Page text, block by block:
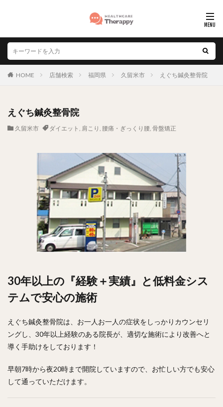
HOME 店舗検索 福岡県 久留米市 えぐち鍼灸整骨院
えぐち鍼灸整骨院
久留米市 ダイエット , 肩こり , 腰痛・ぎっくり腰, 骨盤矯正
30年以上の『経験＋実績』と低料金シス
テムで安心の施術
えぐち鍼灸整骨院は、お一人お一人の症状をしっかりカウンセリ
ングし、30年以上経験のある院長が、適切な施術により改善へと
導く手助けをしております！
早朝7時から夜20時まで開院していますので、お忙しい方でも安心
して通っていただけます。